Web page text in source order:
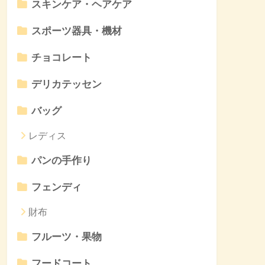
スキンケア・ヘアケア
スポーツ器具・機材
チョコレート
デリカテッセン
バッグ
レディス
パンの手作り
フェンディ
財布
フルーツ・果物